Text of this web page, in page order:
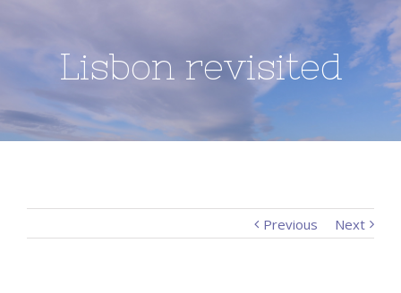
Lisbon revisited
Previous Next